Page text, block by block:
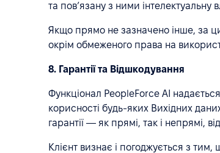
та пов’язану з ними інтелектуальну
Якщо прямо не зазначено інше, за
окрім обмеженого права на
8. Гарантії та Відшкодування
Функціонал PeopleForce AI
корисності будь-яких Вихідних
гарантії — як прямі, так і непрямі,
Клієнт визнає і погоджується з